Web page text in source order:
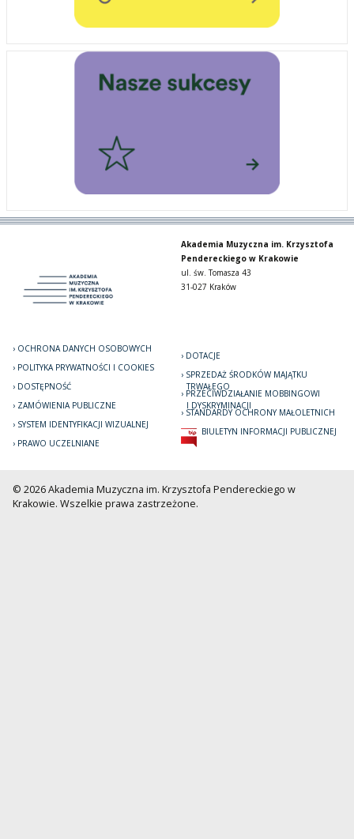
Akademia Muzyczna im. Krzysztofa
Pendereckiego w Krakowie
ul. św. Tomasza 43
31-027 Kraków
OCHRONA DANYCH OSOBOWYCH
POLITYKA PRYWATNOŚCI I COOKIES
DOSTĘPNOŚĆ
ZAMÓWIENIA PUBLICZNE
SYSTEM IDENTYFIKACJI WIZUALNEJ
PRAWO UCZELNIANE
DOTACJE
SPRZEDAŻ ŚRODKÓW MAJĄTKU
TRWAŁEGO
PRZECIWDZIAŁANIE MOBBINGOWI
I DYSKRYMINACJI
STANDARDY OCHRONY MAŁOLETNICH
BIULETYN INFORMACJI PUBLICZNEJ
© 2026 Akademia Muzyczna im. Krzysztofa Pendereckiego w
Krakowie. Wszelkie prawa zastrzeżone.